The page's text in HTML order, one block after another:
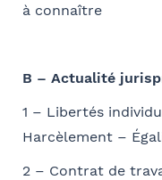
à connaître
B – Actualité
1 – Libertés
Harcèlement –
2 – Contrat de
données pour